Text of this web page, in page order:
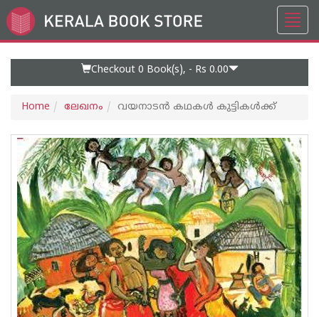
Go
to
Checkout 0 Book(s), - Rs 0.00
Home ലേഖനം വയനാടന്‍ കഥകള്‍ കുട്ടികള്‍ക്ക്